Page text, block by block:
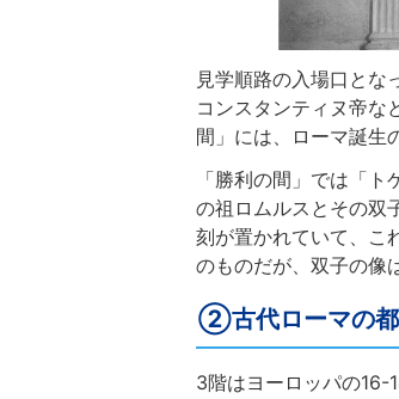
見学順路の入場口とな
コンスタンティヌ帝な
間」には、ローマ誕生
「勝利の間」では「
の祖ロムルスとその双
刻が置かれていて、こ
のものだが、双子の像
②古代ローマの都
3階はヨーロッパの16-